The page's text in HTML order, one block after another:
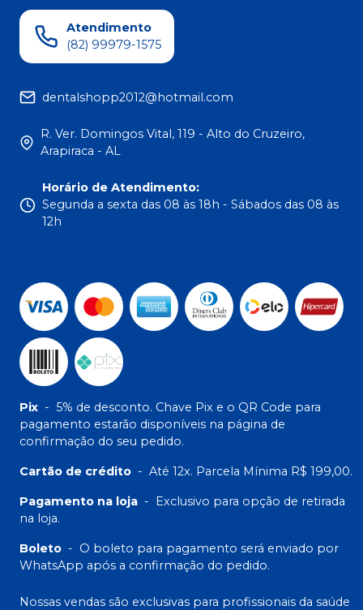
Atendimento
(82) 99979-1575
dentalshopp2012@hotmail.com
R. Ver. Domingos Vital, 119 - Alto do Cruzeiro,
Arapiraca - AL
Horário de Atendimento:
Segunda a sexta das 08 às 18h - Sábados das 08 às
12h
Pix - 5% de desconto. Chave Pix e o QR Code para
pagamento estarão disponíveis na página de
confirmação do seu pedido.
Cartão de crédito - Até 12x. Parcela Mínima R$ 199,00.
Pagamento na loja - Exclusivo para opção de retirada
na loja.
Boleto - O boleto para pagamento será enviado por
WhatsApp após a confirmação do pedido.
Nossas vendas são exclusivas para profissionais da saúde